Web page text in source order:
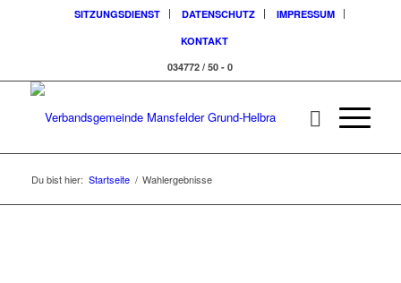
SITZUNGSDIENST DATENSCHUTZ
IMPRESSUM
KONTAKT
034772 / 50 - 0
Du bist hier: Startseite / Wahlergebnisse